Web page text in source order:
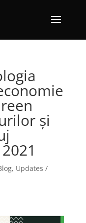
și
, Updates /